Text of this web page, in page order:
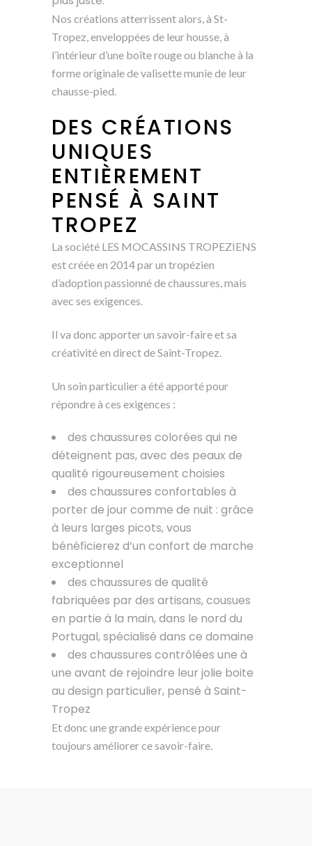
Nos créations atterrissent alors, à St-
Tropez, enveloppées de leur housse, à
l’intérieur d’une boîte rouge ou blanche à la
forme originale de valisette munie de leur
chausse-pied.
DES CRÉATIONS
UNIQUES
ENTIÈREMENT
PENSÉ À SAINT
TROPEZ
La société LES MOCASSINS TROPEZIENS
est créée en 2014 par un tropézien
d’adoption passionné de chaussures, mais
avec ses exigences.
Il va donc apporter un savoir-faire et sa
créativité en direct de Saint-Tropez.
Un soin particulier a été apporté pour
répondre à ces exigences :
des chaussures colorées qui ne
déteignent pas, avec des peaux de
qualité rigoureusement choisies
des chaussures confortables à
porter de jour comme de nuit : grâce
à leurs larges picots, vous
bénéficierez d’un confort de marche
exceptionnel
des chaussures de qualité
fabriquées par des artisans, cousues
en partie à la main, dans le nord du
Portugal, spécialisé dans ce domaine
des chaussures contrôlées une à
une avant de rejoindre leur jolie boite
au design particulier, pensé à Saint-
Tropez
Et donc une grande expérience pour
toujours améliorer ce savoir-faire.